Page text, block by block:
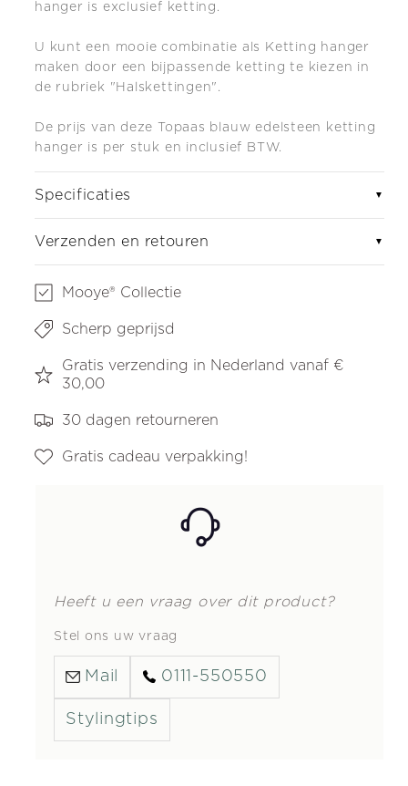
hanger is exclusief ketting.
U kunt een mooie combinatie als Ketting hanger
maken door een bijpassende ketting te kiezen in
de rubriek "Halskettingen".
De prijs van deze Topaas blauw edelsteen ketting
hanger is per stuk en inclusief BTW.
Specificaties ▼
Verzenden en retouren ▼
Mooye® Collectie
Scherp geprijsd
Gratis verzending in Nederland vanaf €
30,00
30 dagen retourneren
Gratis cadeau verpakking!
Heeft u een vraag over dit product?
Stel ons uw vraag
Mail 0111-550550
Stylingtips